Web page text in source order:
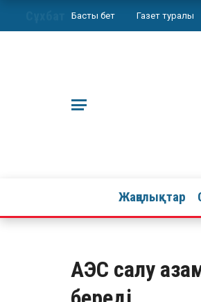
Басты бет Газет туралы
Жаңалықтар
АЭС салу